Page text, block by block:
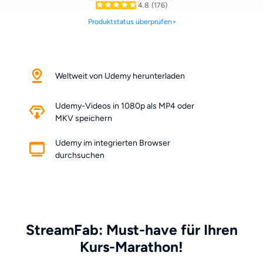
4.8 (176)
Produktstatus überprüfen>
Weltweit von Udemy herunterladen
Udemy-Videos in 1080p als MP4 oder
MKV speichern
Udemy im integrierten Browser
durchsuchen
StreamFab: Must-have für Ihren
Kurs-Marathon!